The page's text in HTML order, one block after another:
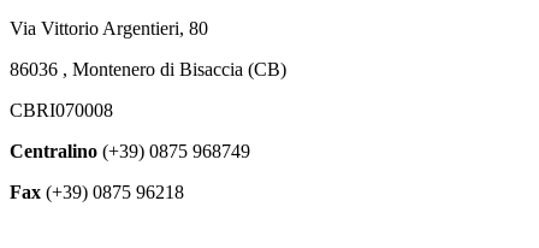
Via Vittorio Argentieri, 80
86036 , Montenero di Bisaccia (CB)
CBRI070008
Centralino (+39) 0875 968749
Fax (+39) 0875 96218